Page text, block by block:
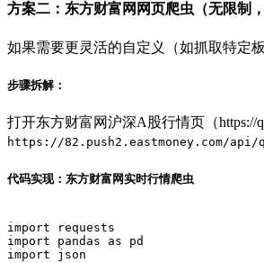
方案二：东方财富网网页爬虫（无限制
如果需要更灵活的自定义（如抓取特定
步骤拆解：
打开东方财富网沪深A股行情页（https://
https://82.push2.eastmoney.com/
代码实现：东方财富网实时行情爬虫
import requests
import pandas as pd
import json